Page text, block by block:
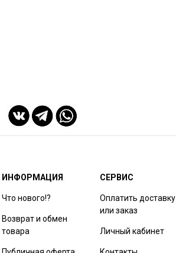
ИНФОРМАЦИЯ
Что нового!?
Возврат и обмен
товара
СЕРВИС
Оплатить доставку
или заказ
Личный кабинет